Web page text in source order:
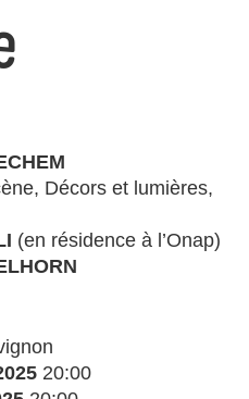
Décors et lumières,
(en résidence à l’Onap)
20:00